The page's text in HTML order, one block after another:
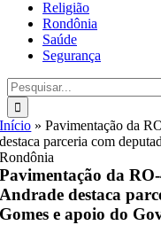
Religião
Rondônia
Saúde
Segurança
Buscar
resultados
para:
Início »Pavimentação da
destaca parceria com
Rondônia
Pavimentação da
Andrade destaca
Gomes e apoio do